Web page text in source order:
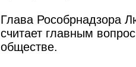
Глава Рособрнадзора
считает главным
обществе.